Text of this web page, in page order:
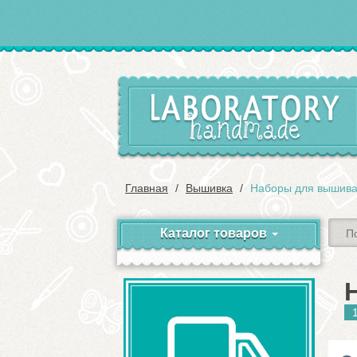
Главная Вышивка Наборы для
Каталог товаров